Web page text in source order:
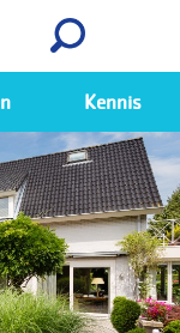
Bekijk
Kennis